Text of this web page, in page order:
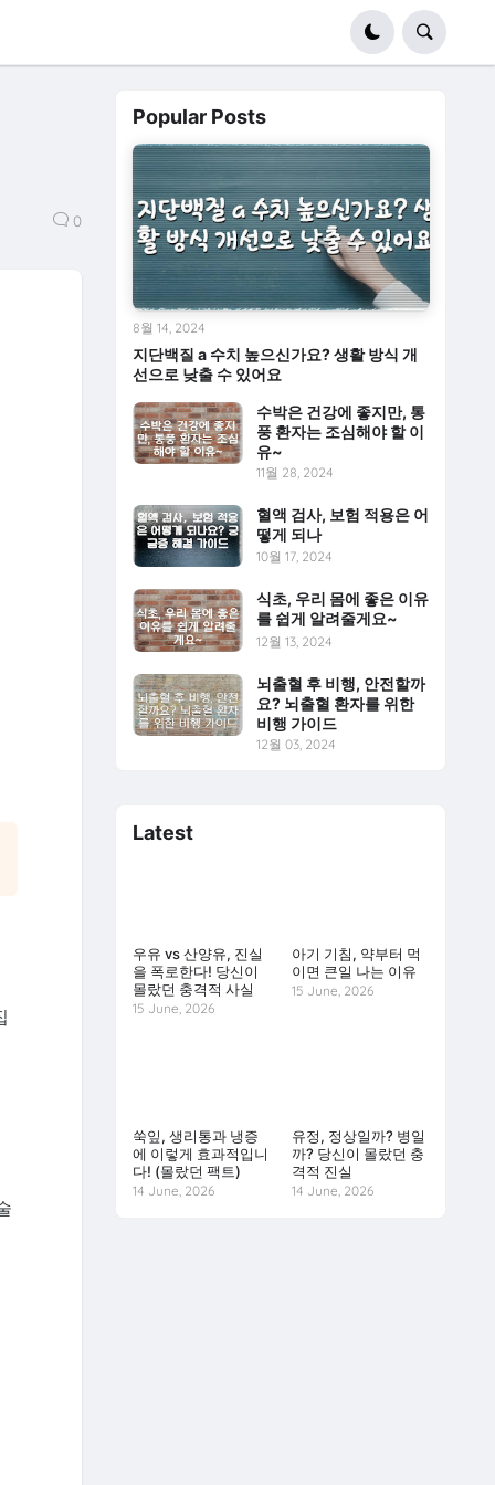
0
Popular Posts
지단백질 a 수치 높으신가요? 생활 방식 개
선으로 낮출 수 있어요
8월 14, 2024
수박은 건강에 좋지만, 통
풍 환자는 조심해야 할 이
유~
11월 28, 2024
혈액 검사, 보험 적용은 어
떻게 되나
10월 17, 2024
식초, 우리 몸에 좋은 이유
를 쉽게 알려줄게요~
12월 13, 2024
뇌출혈 후 비행, 안전할까
요? 뇌출혈 환자를 위한
비행 가이드
12월 03, 2024
Latest
우유 vs 산양유, 진실
을 폭로한다! 당신이
몰랐던 충격적 사실
15 June, 2026
아기 기침, 약부터 먹
이면 큰일 나는 이유
15 June, 2026
쑥잎, 생리통과 냉증
에 이렇게 효과적입니
다! (몰랐던 팩트)
14 June, 2026
유정, 정상일까? 병일
까? 당신이 몰랐던 충
격적 진실
14 June, 2026